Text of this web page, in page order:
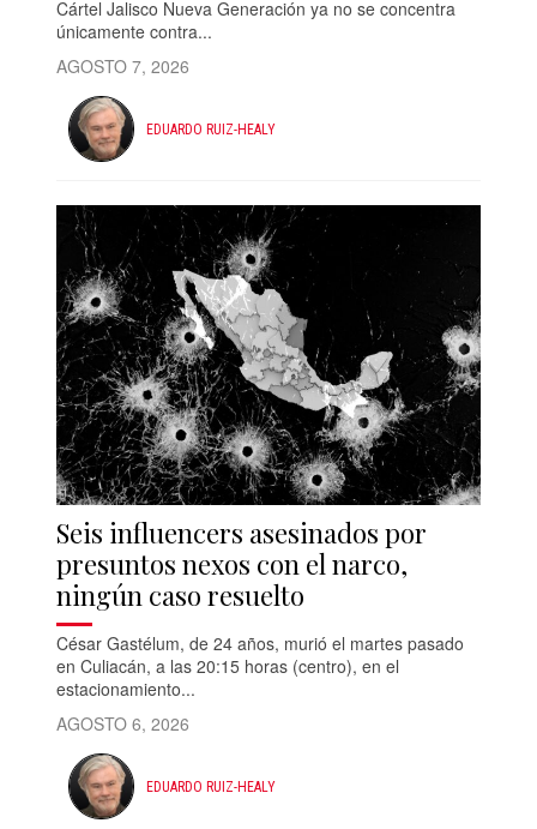
Cártel Jalisco Nueva Generación ya no se concentra
únicamente contra...
AGOSTO 7, 2026
EDUARDO RUIZ-HEALY
Seis influencers asesinados por
presuntos nexos con el narco,
ningún caso resuelto
César Gastélum, de 24 años, murió el martes pasado
en Culiacán, a las 20:15 horas (centro), en el
estacionamiento...
AGOSTO 6, 2026
EDUARDO RUIZ-HEALY